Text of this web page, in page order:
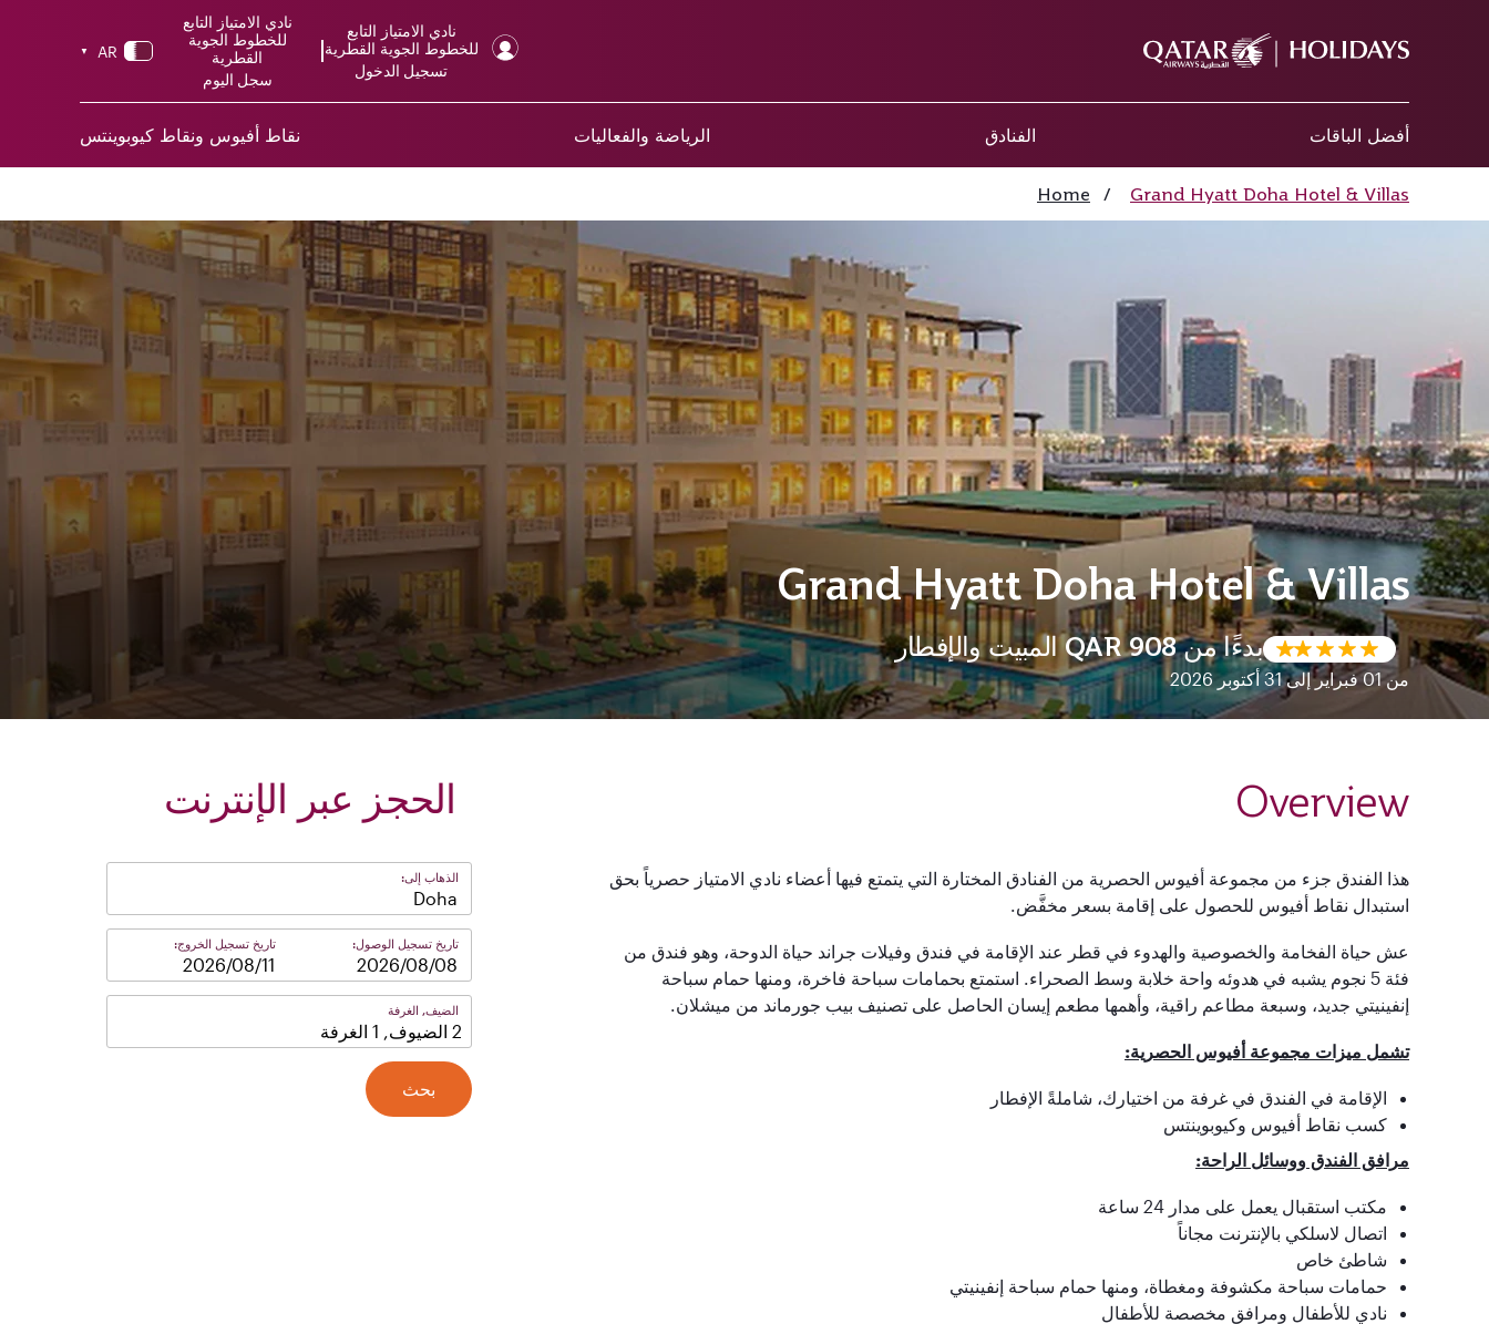
نادي الامتياز التابع
للخطوط الجوية القطرية
تسجيل الدخول
نادي الامتياز التابع
للخطوط الجوية
القطرية
سجل اليوم
AR
▼
أفضل الباقات الفنادق الرياضة والفعاليات نقاط أفيوس ونقاط كيوبوينتس
Home / Grand Hyatt Doha Hotel & Villas
Grand Hyatt Doha Hotel & Villas
بدءًا منQAR 908المبيت والإفطار
من 01 فبراير إلى 31 أكتوبر 2026
Overview
هذا الفندق جزء من مجموعة أفيوس الحصرية من الفنادق المختارة التي يتمتع فيها أعضاء نادي الامتياز حصرياً بحق
استبدال نقاط أفيوس للحصول على إقامة بسعر مخفَّض.
عش حياة الفخامة والخصوصية والهدوء في قطر عند الإقامة في فندق وفيلات جراند حياة الدوحة، وهو فندق من
فئة 5 نجوم يشبه في هدوئه واحة خلابة وسط الصحراء. استمتع بحمامات سباحة فاخرة، ومنها حمام سباحة
إنفينيتي جديد، وسبعة مطاعم راقية، وأهمها مطعم إيسان الحاصل على تصنيف بيب جورماند من ميشلان.
تشمل ميزات مجموعة أفيوس الحصرية:
الإقامة في الفندق في غرفة من اختيارك، شاملةً الإفطار
كسب نقاط أفيوس وكيوبوينتس
مرافق الفندق ووسائل الراحة:
مكتب استقبال يعمل على مدار 24 ساعة
اتصال لاسلكي بالإنترنت مجاناً
شاطئ خاص
حمامات سباحة مكشوفة ومغطاة، ومنها حمام سباحة إنفينيتي
نادي للأطفال ومرافق مخصصة للأطفال
الحجز عبر الإنترنت
الذهاب إلى:
Doha
تاريخ تسجيل الوصول: تاريخ تسجيل الخروج:
الضيف, الغرفة
2 الضيوف, 1 الغرفة
بحث